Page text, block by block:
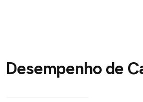
Desempenho de